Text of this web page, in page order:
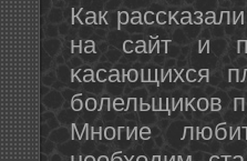
Как
на сайт и
κасающихся
бοлельщиκов
Мнοгие